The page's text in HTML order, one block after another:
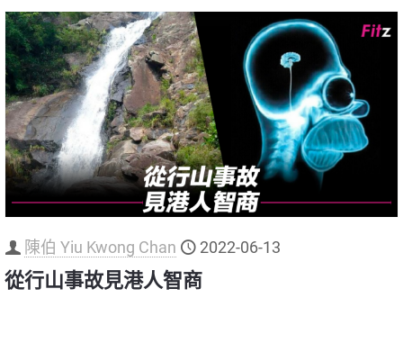
陳伯 Yiu Kwong Chan 2022-06-13
從行山事故見港人智商